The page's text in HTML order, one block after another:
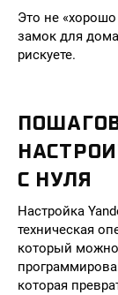
Это не
замок для
рискуете.
С НУЛЯ
Настройка
техническая
который
которая